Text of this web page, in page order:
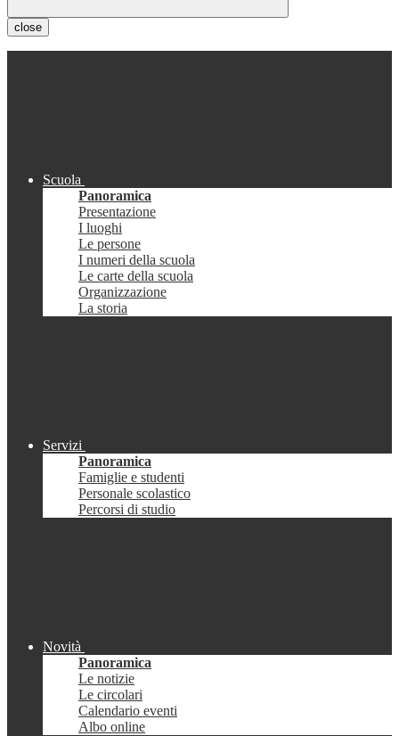
close
Scuola
Panoramica
Presentazione
I luoghi
Le persone
I numeri della scuola
Le carte della scuola
Organizzazione
La storia
Servizi
Panoramica
Famiglie e studenti
Personale scolastico
Percorsi di studio
Novità
Panoramica
Le notizie
Le circolari
Calendario eventi
Albo online